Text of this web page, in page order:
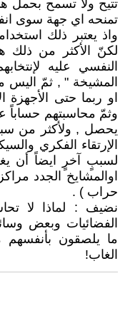
تتيح ولا تسمح بحمل
تمنحه اي جهة سوى
واذ يعتبر ذلك
لكنّ الأكثر من ذلك
النفسي عليه
المشيخة " , ثمّ اليس
او ربما حتى
وثمّ محاسبتهم حساباً
يحصل , ولأكثر من
الإرتقاء الفكري
لسببٍ آخرٍ ايضاً أن
اوالمشايخ الجدد
حراب ) .
نضيف : لماذا لا
الفضائيات وبعض
ما يلصقون
الغاب!